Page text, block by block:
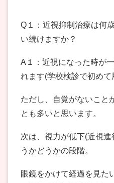
Q１：近視抑制治療は何
い続けますか？
A１：近視になった時が
れます(学校検診で初めて
ただし、自覚がないこと
とも多いと思います。
次は、視力が低下(近視
うかどうかの段階。
眼鏡をかけて経過を見た